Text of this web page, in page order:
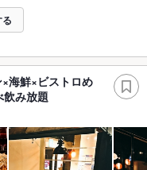
海鮮×ビストロめ
飲み放題